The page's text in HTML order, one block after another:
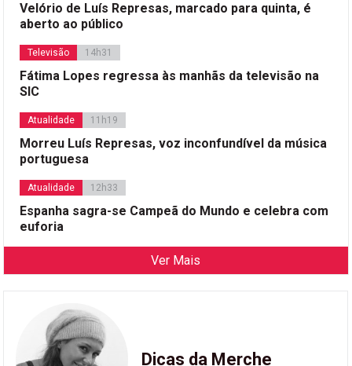
Velório de Luís Represas, marcado para quinta, é
aberto ao público
Televisão 14h31
Fátima Lopes regressa às manhãs da televisão na
SIC
Atualidade 11h19
Morreu Luís Represas, voz inconfundível da música
portuguesa
Atualidade 12h33
Espanha sagra-se Campeã do Mundo e celebra com
euforia
Ver Mais
Dicas da Merche